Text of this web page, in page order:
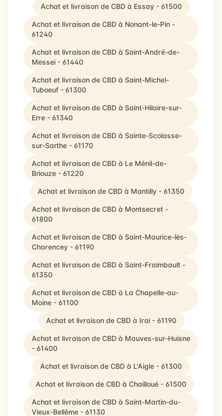
Achat et livraison de CBD à Essay - 61500
Achat et livraison de CBD à Nonant-le-Pin -
61240
Achat et livraison de CBD à Saint-André-de-
Messei - 61440
Achat et livraison de CBD à Saint-Michel-
Tuboeuf - 61300
Achat et livraison de CBD à Saint-Hilaire-sur-
Erre - 61340
Achat et livraison de CBD à Sainte-Scolasse-
sur-Sarthe - 61170
Achat et livraison de CBD à Le Ménil-de-
Briouze - 61220
Achat et livraison de CBD à Mantilly - 61350
Achat et livraison de CBD à Montsecret -
61800
Achat et livraison de CBD à Saint-Maurice-lès-
Charencey - 61190
Achat et livraison de CBD à Saint-Fraimbault -
61350
Achat et livraison de CBD à La Chapelle-au-
Moine - 61100
Achat et livraison de CBD à Irai - 61190
Achat et livraison de CBD à Mauves-sur-Huisne
- 61400
Achat et livraison de CBD à L'Aigle - 61300
Achat et livraison de CBD à Chailloué - 61500
Achat et livraison de CBD à Saint-Martin-du-
Vieux-Bellême - 61130